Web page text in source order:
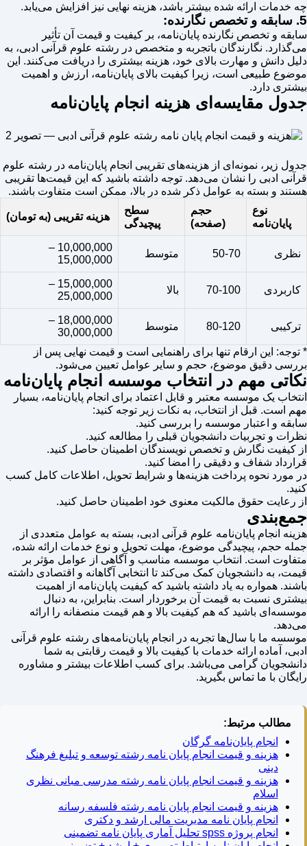
چه خدمات ارائه شده بیشتر باشد، هزینه نهایی نیز افزایش می‌یابد.
5. سابقه و تخصص نگارنده:
سابقه و تخصص نگارنده پایان‌نامه، بر کیفیت و قیمت آن تأثیر
می‌گذارد. نگارندگان باتجربه و متخصص در رشته علوم قرآنی ادبی، به
دلیل دانش و مهارت بالای خود، هزینه بیشتری را دریافت می‌کنند. این
موضوع طبیعی است، زیرا کیفیت بالای پایان‌نامه، ارزش و اهمیت
بیشتری دارد.
جدول مقایسه‌ای هزینه انجام پایان‌نامه
جدول زیر، نمونه‌ای از هزینه‌های تقریبی انجام پایان‌نامه در رشته علوم
قرآنی ادبی را نشان می‌دهد. توجه داشته باشید که این قیمت‌ها تقریبی
هستند و بسته به عوامل ذکر شده در بالا، ممکن است متفاوت باشند.
نوع
پایان‌نامه
حجم
(صفحه)
سطح
پیچیدگی
هزینه تقریبی (به تومان)
نظری 50-70 متوسط
10,000,000 –
15,000,000
کاربردی 70-100 بالا
15,000,000 –
25,000,000
ترکیبی 80-120 متوسط
18,000,000 –
30,000,000
* توجه: این ارقام تنها برای راهنمایی است و قیمت نهایی پس از
بررسی دقیق موضوع، حجم و سایر عوامل تعیین می‌شود.
نکاتی مهم در انتخاب موسسه انجام پایان‌نامه
انتخاب یک موسسه معتبر و قابل اعتماد برای انجام پایان‌نامه، بسیار
مهم است. قبل از انتخاب، به نکات زیر توجه کنید:
سابقه و اعتبار موسسه را بررسی کنید.
نظرات و تجربیات دانشجویان قبلی را مطالعه کنید.
از کیفیت نگارش و تخصص نویسندگان اطمینان حاصل کنید.
قرارداد شفاف و دقیقی را امضا کنید.
در مورد نحوه پرداخت هزینه‌ها و شرایط تحویل، اطلاعات کامل کسب
کنید.
از رعایت حقوق مالکیت معنوی خود اطمینان حاصل کنید.
جمع‌بندی
هزینه انجام پایان‌نامه علوم قرآنی ادبی، بسته به عوامل متعددی از
جمله حجم، پیچیدگی موضوع، مهلت تحویل و نوع خدمات ارائه شده،
متفاوت است. انتخاب موسسه مناسب و آگاهی از عوامل مؤثر بر
قیمت، به دانشجویان کمک می‌کند تا انتخابی آگاهانه و اقتصادی داشته
باشند. همواره به یاد داشته باشید که کیفیت پایان‌نامه از اهمیت
بیشتری نسبت به قیمت آن برخوردار است. بنابراین، به دنبال
موسسه‌ای باشید که هم کیفیت بالا و هم قیمت منصفانه را ارائه
می‌دهد.
موسسه ما با سال‌ها تجربه در انجام پایان‌نامه‌های رشته علوم قرآنی
ادبی، آماده ارائه خدمات با کیفیت بالا و قیمت رقابتی به شما
دانشجویان گرامی می‌باشد. برای کسب اطلاعات بیشتر و مشاوره
رایگان با ما تماس بگیرید.
مطالب مرتبط:
انجام پایان‌نامه گرگان
هزینه و قیمت انجام پایان نامه رشته توسعه و تبلیغ فرهنگ
دینی
هزینه و قیمت انجام پایان نامه رشته مدرسی مبانی نظری
اسلام
هزینه و قیمت انجام پایان نامه رشته فلسفه رسانه
انجام پایان نامه مدیریت مالی ارشد و دکتری
انجام پروژه spss تحلیل آماری پایان نامه تضمینی